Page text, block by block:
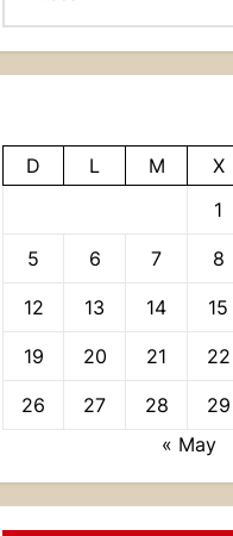
D L M X
1
5 6 7 8
12 13 14 15
19 20 21 22
26 27 28 29
« May